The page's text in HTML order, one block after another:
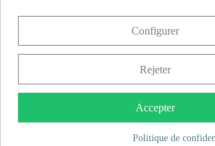
SCHÜTTE
Matériau MDF
Boutique d'Allemagne
Configurer
Rejeter
Accepter
Politique de